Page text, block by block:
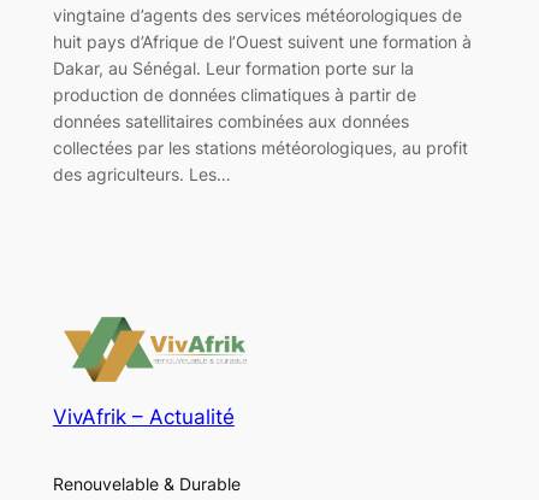
vingtaine d’agents des services météorologiques de
huit pays d’Afrique de l’Ouest suivent une formation à
Dakar, au Sénégal. Leur formation porte sur la
production de données climatiques à partir de
données satellitaires combinées aux données
collectées par les stations météorologiques, au profit
des agriculteurs. Les…
VivAfrik – Actualité
Renouvelable & Durable